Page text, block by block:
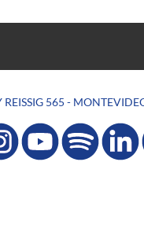
REISSIG 565 -